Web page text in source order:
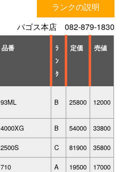
ランクの説明
パゴス本店 082-879-1830
品番
ﾗ
ﾝ
ｸ
定価 売値
93ML B 25800 12000
4000XG B 54000 33800
2500S C 81900 35800
710 A 19500 17000